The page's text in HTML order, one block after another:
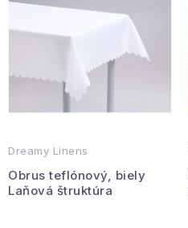
Hobby a záhrada
Zdravie a krása
Pre deti
o
u
t
v
p
o
u
t
o
Dreamy Linens
Obrus teflónový, biely
Laňová štruktúra